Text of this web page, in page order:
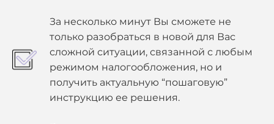
За несколько минут Вы сможете не
только разобраться в новой для Вас
сложной ситуации, связанной с любым
режимом налогообложения, но и
получить актуальную “пошаговую”
инструкцию ее решения.